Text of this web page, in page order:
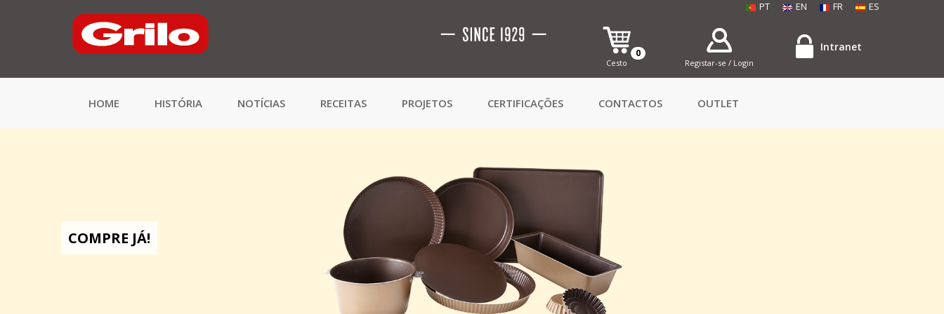
PT EN FR ES
Intranet
Registar-se / Login
0
Cesto
HOME HISTÓRIA NOTÍCIAS RECEITAS PROJETOS CERTIFICAÇÕES CONTACTOS OUTLET
COMPRE JÁ!